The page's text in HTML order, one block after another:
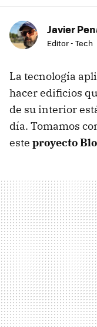
Javier
Editor - Tech
La tecnología
hacer edificios
de su interior
día. Tomamos
este proyecto